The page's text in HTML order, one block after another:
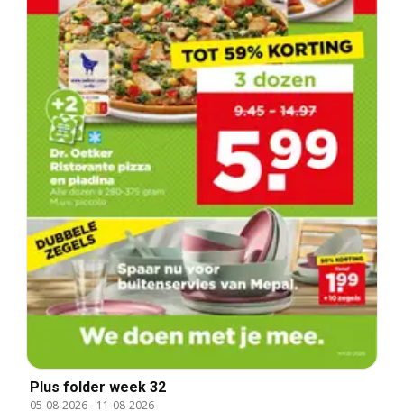
Plus folder week 32
05-08-2026- 11-08-2026